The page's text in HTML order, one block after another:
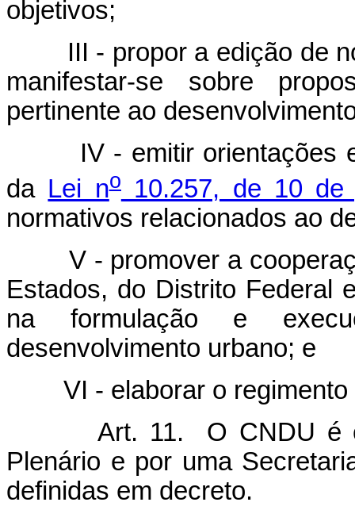
objetivos;
III - propor a edição de
manifestar-se sobre
pertinente ao
IV - emitir orientações e
da Lei no10.257, de 10 de
normativos relacionados ao
V - promover a
Estados, do Distrito Federal
na formulação e
desenvolvimento urbano; e
VI - elaborar o regimento
Art. 11. O CNDU é
Plenário e por uma
definidas em decreto.